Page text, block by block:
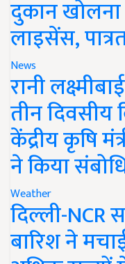
दुकान
लाइसेंस,
News
रानी
तीन दिवसीय
केंद्रीय कृषि
ने किया
Weather
दिल्ली-NCR
बारिश ने